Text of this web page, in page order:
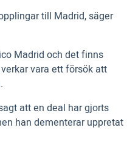
till Madrid, säger
Madrid och det finns
vara ett försök att
att en deal har gjorts
han dementerar uppretat